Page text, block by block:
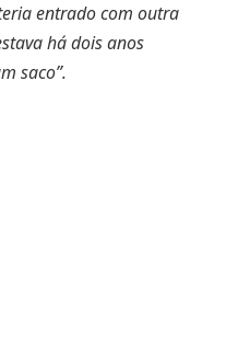
entrado com outra
há dois anos
saco”.